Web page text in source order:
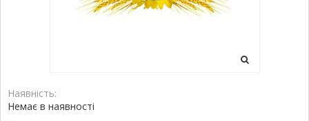
Наявність:
Немає в наявності